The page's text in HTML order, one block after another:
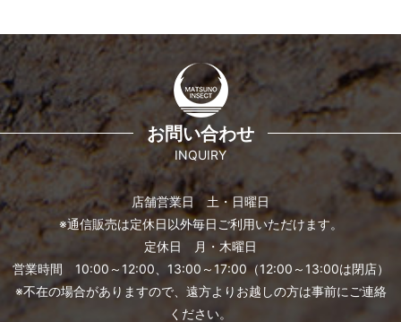
お問い合わせ
INQUIRY
店舗営業日 土・日曜日
※通信販売は定休日以外毎日ご利用いただけます。
定休日 月・木曜日
営業時間 10:00～12:00、13:00～17:00（12:00～13:00は閉店）
※不在の場合がありますので、遠方よりお越しの方は事前にご連絡
ください。